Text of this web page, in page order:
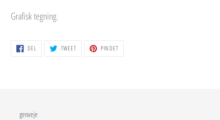
Grafisk tegning.
DEL
PÅ
TWEETTWEET PIN DET
genveje